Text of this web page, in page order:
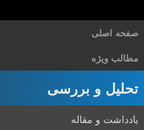
صفحه اصلی
مطالب ویژه
تحلیل و بررسی
یادداشت و مقاله